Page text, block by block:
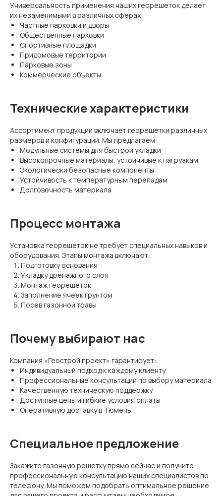
Универсальность применения наших георешеток делает
их незаменимыми в различных сферах:
Частные парковки и дворы
Общественные парковки
Спортивные площадки
Придомовые территории
Парковые зоны
Коммерческие объекты
Технические характеристики
Ассортимент продукции включает георешетки различных
размеров и конфигураций. Мы предлагаем:
Модульные системы для быстрой укладки
Высокопрочные материалы, устойчивые к нагрузкам
Экологически безопасные компоненты
Устойчивость к температурным перепадам
Долговечность материала
Процесс монтажа
Установка георешеток не требует специальных навыков и
оборудования. Этапы монтажа включают:
Подготовку основания
Укладку дренажного слоя
Монтаж георешеток
Заполнение ячеек грунтом
Посев газонной травы
Почему выбирают нас
Компания «Геострой проект» гарантирует:
Индивидуальный подход к каждому клиенту
Профессиональные консультации по выбору материала
Качественную техническую поддержку
Доступные цены и гибкие условия оплаты
Оперативную доставку в Тюмень
Специальное предложение
Закажите газонную решетку прямо сейчас и получите
профессиональную консультацию наших специалистов по
телефону. Мы поможем подобрать оптимальное решение